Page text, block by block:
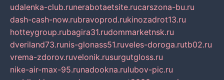
udalenka-club.runerabotaetsite.rucarszona-bu.ru
dash-cash-now.rubravoprod.rukinozadrot13.ru
hotteygroup.rubagira31.rudommarketnsk.ru
dveriland73.runis-glonass51.ruveles-doroga.rutb02.ru
vrema-zdorov.ruvelonik.rusurgutgloss.ru
nike-air-max-95.runadookna.rulubov-pic.ru